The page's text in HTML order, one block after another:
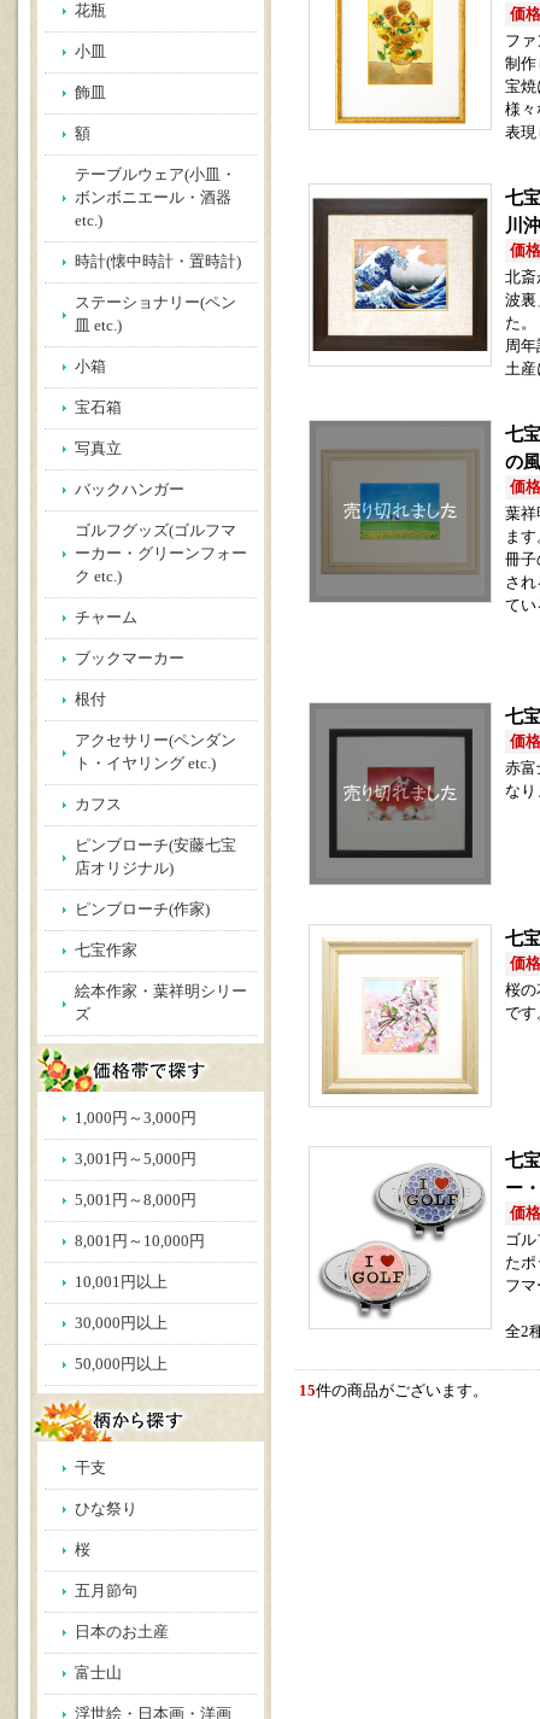
花瓶
小皿
飾皿
額
テーブルウェア(小皿・
ボンボニエール・酒器
etc.)
時計(懐中時計・置時計)
ステーショナリー(ペン
皿 etc.)
小箱
宝石箱
写真立
バックハンガー
ゴルフグッズ(ゴルフマ
ーカー・グリーンフォー
ク etc.)
チャーム
ブックマーカー
根付
アクセサリー(ペンダン
ト・イヤリング etc.)
カフス
ピンブローチ(安藤七宝
店オリジナル)
ピンブローチ(作家)
七宝作家
絵本作家・葉祥明シリー
ズ
1,000円～3,000円
3,001円～5,000円
5,001円～8,000円
8,001円～10,000円
10,001円以上
30,000円以上
50,000円以上
干支
ひな祭り
桜
五月節句
日本のお土産
富士山
浮世絵・日本画・洋画
価
フ
制作
宝焼
様々
表現
七
川
価
北斎
波裏
た。
周
土産
七
の風
価
葉祥
ます
冊子
さ
てい
七
価
赤富
なり
七
価
桜の
です
七
ー
価
ゴ
た
フ
全2
15件の商品がございます。